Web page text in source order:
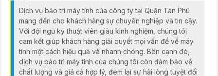
Dịch vụ bảo trì máy tính của công ty tại Quận Tân Phú
mang đến cho khách hàng sự chuyên nghiệp và tin cậy.
Với đội ngũ kỹ thuật viên giàu kinh nghiệm, chúng tôi
cam kết giúp khách hàng giải quyết mọi vấn đề về máy
tính một cách hiệu quả và nhanh chóng. Bên cạnh đó,
dịch vụ bảo trì máy tính của chúng tôi còn đảm bảo về
chất lượng và giá cả hợp lý, đem lại sự hài lòng tuyệt đối